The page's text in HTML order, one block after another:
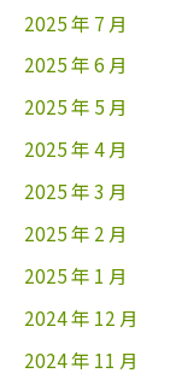
2025 年 7 月
2025 年 6 月
2025 年 5 月
2025 年 4 月
2025 年 3 月
2025 年 2 月
2025 年 1 月
2024 年 12 月
2024 年 11 月